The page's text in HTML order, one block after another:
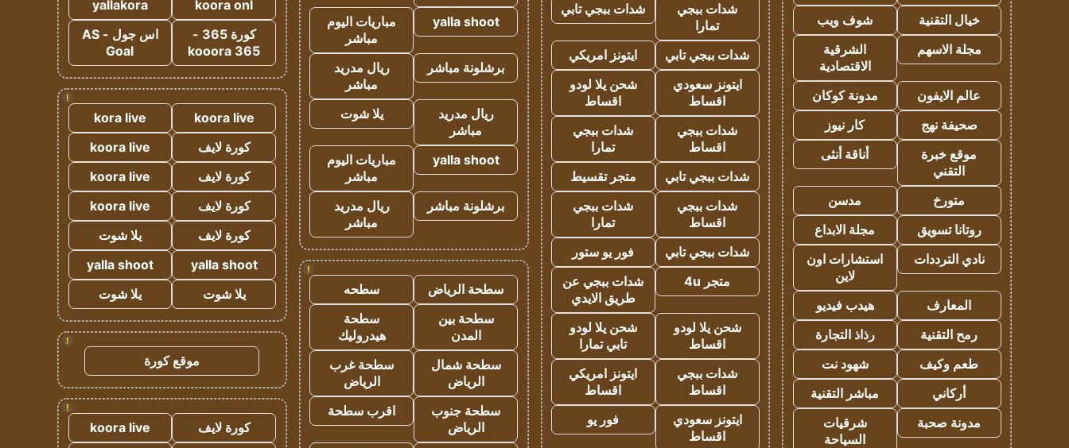
خيال التقنية
شوف ويب
مجلة الاسهم
الشرقية
الاقتصادية
عالم الايفون
مدونة كوكان
صحيفة نهج
كار نيوز
موقع خبرة
التقني
أناقة أنثى
متورخ
مدسن
روتانا تسويق
مجلة الابداع
نادي الترددات
استشارات اون
لاين
المعارف
هيدب فيديو
رمح التقنية
رذاذ التجارة
طعم وكيف
شهود نت
أركاني
مباشر التقنية
مدونة صحبة
شرقيات
السياحة
شدات ببجي
تمارا
شدات ببجي تابي
شدات ببجي تابي
ايتونز امريكي
ايتونز سعودي
اقساط
شحن يلا لودو
اقساط
شدات ببجي
اقساط
شدات ببجي
تمارا
شدات ببجي تابي
متجر تقسيط
شدات ببجي
اقساط
شدات ببجي
تمارا
شدات ببجي تابي
فور يو ستور
متجر 4u
شدات ببجي عن
طريق الايدي
شحن يلا لودو
اقساط
شحن يلا لودو
تابي تمارا
شدات ببجي
اقساط
ايتونز امريكي
اقساط
ايتونز سعودي
اقساط
فور يو
yalla shoot
مباريات اليوم
مباشر
برشلونة مباشر
ريال مدريد
مباشر
ريال مدريد
مباشر
يلا شوت
yalla shoot
مباريات اليوم
مباشر
برشلونة مباشر
ريال مدريد
مباشر
!
سطحة الرياض
سطحه
سطحة بين
المدن
سطحة
هيدروليك
سطحة شمال
الرياض
سطحة غرب
الرياض
سطحة جنوب
الرياض
اقرب سطحة
koora onl
yallakora
كورة 365 -
kooora 365
اس جول - AS
Goal
!
koora live
kora live
كورة لايف
koora live
كورة لايف
koora live
كورة لايف
koora live
كورة لايف
يلا شوت
yalla shoot
yalla shoot
يلا شوت
يلا شوت
!
موقع كورة
!
كورة لايف
koora live